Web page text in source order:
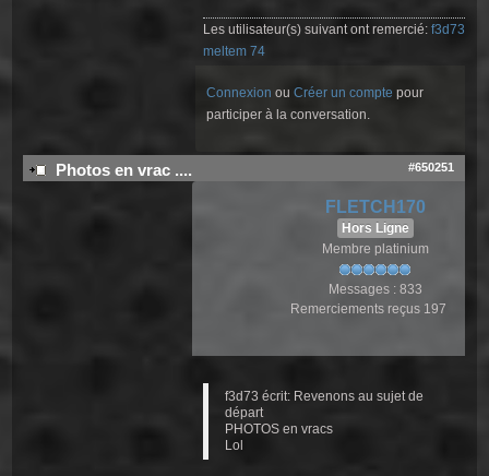
Les utilisateur(s) suivant ont remercié:f3d73
meltem 74
Connexion ouCréer un compte pour
participer à la conversation.
Photos en vrac .... #650251
FLETCH170
Hors Ligne
Membre platinium
Messages : 833
Remerciements reçus 197
f3d73 écrit: Revenons au sujet de
départ
PHOTOS en vracs
Lol